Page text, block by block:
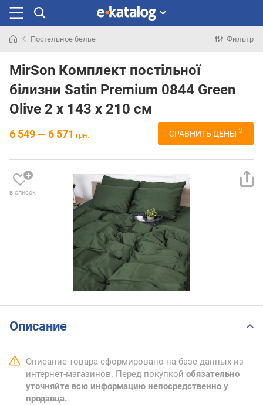
раньше
Постельное белье Фильтр
MirSon Комплект постільної
білизни Satin Premium 0844 Green
Olive 2 x 143 x 210 см
6 549 — 6 571 грн. СРАВНИТЬ ЦЕНЫ 2
в список
Описание
Описание товара сформировано на базе данных из
интернет-магазинов. Перед покупкой обязательно
уточняйте всю информацию непосредственно у
продавца.